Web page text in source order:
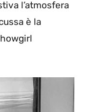
l’atmosfera
è la